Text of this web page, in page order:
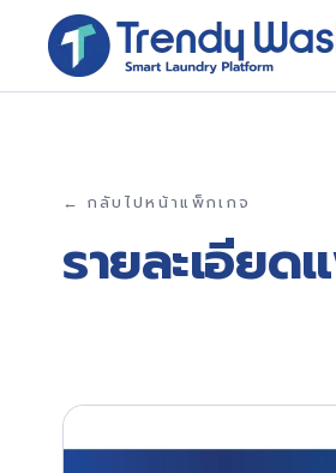
← กลับไปหน้าแพ็กเกจ
รายละเอียด